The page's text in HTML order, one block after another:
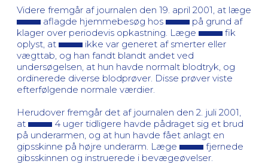
Videre fremgår af journalen den 19. april 2001, at læge
aflagde hjemmebesøg hos
på grund af
klager over periodevis opkastning. Læge
fik
oplyst, at
ikke var generet af smerter eller
vægttab, og han fandt blandt andet ved
undersøgelsen, at hun havde normalt blodtryk, og
ordinerede diverse blodprøver. Disse prøver viste
efterfølgende normale værdier.
Herudover fremgår det af journalen den 2. juli 2001,
at
4 uger tidligere havde pådraget sig et brud
på underarmen, og at hun havde fået anlagt en
gipsskinne på højre underarm. Læge
fjernede
gibsskinnen og instruerede i bevægeøvelser.